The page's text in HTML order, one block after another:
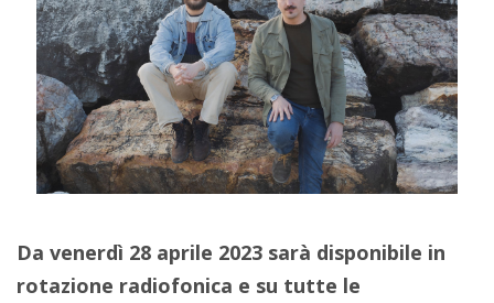
Da venerdì 28 aprile 2023 sarà disponibile in
rotazione radiofonica e su tutte le